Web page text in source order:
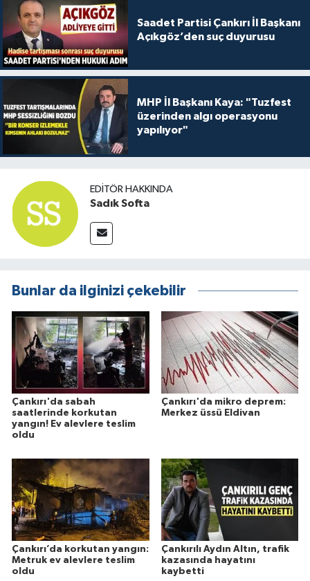
Saadet Partisi Çankırı İl Başkanı
Açıkgöz’den suç duyurusu
MHP İl Başkanı Kaya: "Tuzfest
üzerinden algı operasyonu
yapılıyor"
EDITÖR HAKKINDA
Sadık Softa
Bunlar da ilginizi çekebilir
Çankırı'da sabah
saatlerinde korkutan
yangın! Ev alevlere teslim
oldu
Çankırı'da mikro deprem:
Merkez üssü Eldivan
Çankırı’da korkutan yangın:
Metruk ev alevlere teslim
oldu
Çankırılı Aydın Altın, trafik
kazasında hayatını
kaybetti